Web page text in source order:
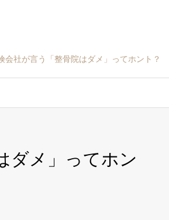
会社が言う「整骨院はダメ」ってホント？
ダメ」ってホン